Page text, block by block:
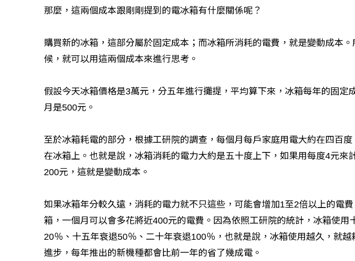
那麼，這兩個成本跟剛剛提到的電冰箱有什麼關係呢？
購買新的冰箱，這部分屬於固定成本；而冰箱所消耗的電費，就是變動成本
候，就可以用這兩個成本來進行思考。
假設今天冰箱價格是3萬元，分五年進行攤提，平均算下來，冰箱每年的固定
月是500元。
至於冰箱耗電的部分，根據工研院的調查，每個月每戶家庭用電大約在四百
在冰箱上。也就是說，冰箱消耗的電力大約是五十度上下，如果用每度4元來
200元，這就是變動成本。
如果冰箱年分較久遠，消耗的電力就不只這些，可能會增加1至2倍以上的電
箱，一個月可以會多花將近400元的電費。因為依照工研院的統計，冰箱使用
20％、十五年衰退50％、二十年衰退100％，也就是說，冰箱使用越久，就越
進步，每年推出的新機種都會比前一年的省了幾成電。